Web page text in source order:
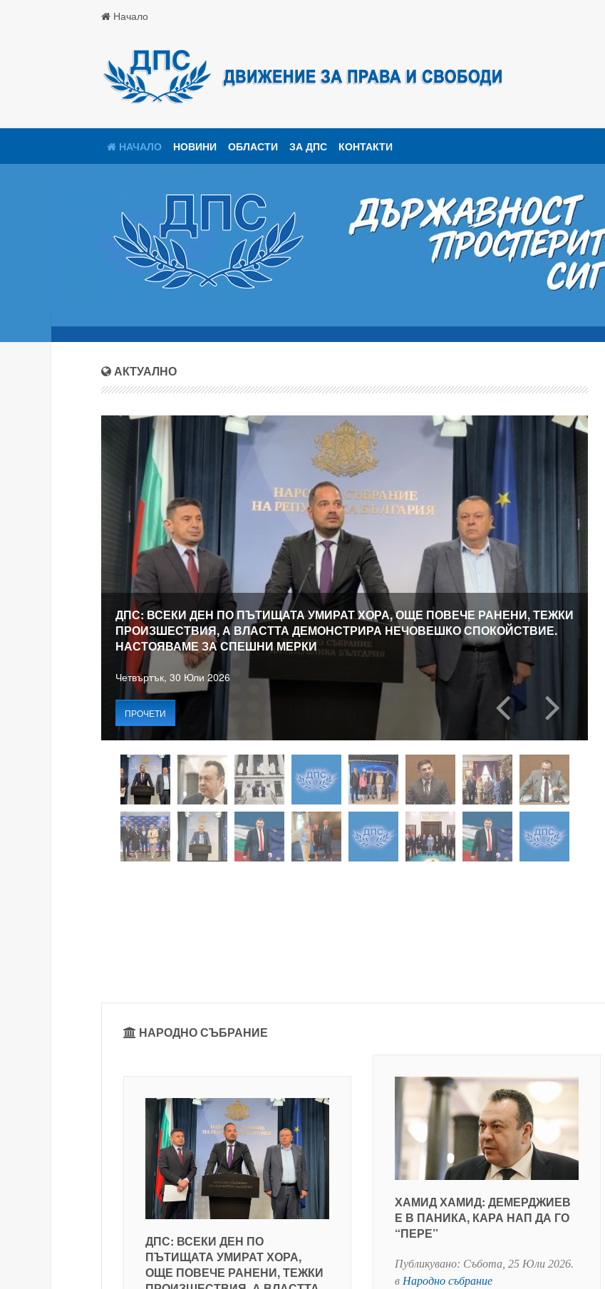
Начало
НАЧАЛО НОВИНИ ОБЛАСТИ ЗА ДПС КОНТАКТИ
АКТУАЛНО
ДПС: ВСЕКИ ДЕН ПО ПЪТИЩАТА УМИРАТ ХОРА, ОЩЕ ПОВЕЧЕ РАНЕНИ, ТЕЖКИ
ПРОИЗШЕСТВИЯ, А ВЛАСТТА ДЕМОНСТРИРА НЕЧОВЕШКО СПОКОЙСТВИЕ.
НАСТОЯВАМЕ ЗА СПЕШНИ МЕРКИ
Четвъртък, 30 Юли 2026
ПРОЧЕТИ
НАРОДНО СЪБРАНИЕ
ДПС: ВСЕКИ ДЕН ПО
ПЪТИЩАТА УМИРАТ ХОРА,
ОЩЕ ПОВЕЧЕ РАНЕНИ, ТЕЖКИ
ХАМИД ХАМИД: ДЕМЕРДЖИЕВ
Е В ПАНИКА, КАРА НАП ДА ГО
“ПЕРЕ”
Публикувано: Събота, 25 Юли 2026.
в Народно събрание